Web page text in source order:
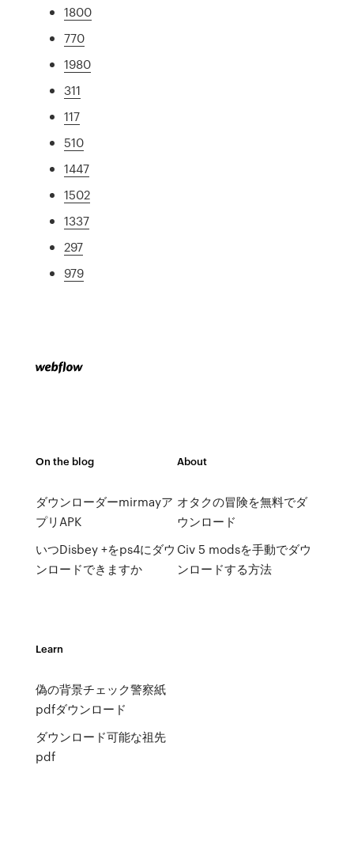
1800
770
1980
311
117
510
1447
1502
1337
297
979
On the blog
ダウンローダーmirmayア
プリAPK
いつDisbey +をps4にダウ
ンロードできますか
About
オタクの冒険を無料でダ
ウンロード
Civ 5 modsを手動でダウ
ンロードする方法
Learn
偽の背景チェック警察紙
pdfダウンロード
ダウンロード可能な祖先
pdf